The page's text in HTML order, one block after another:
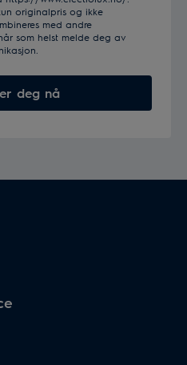
originalpris og ikke
med andre
som helst melde deg av
deg nå